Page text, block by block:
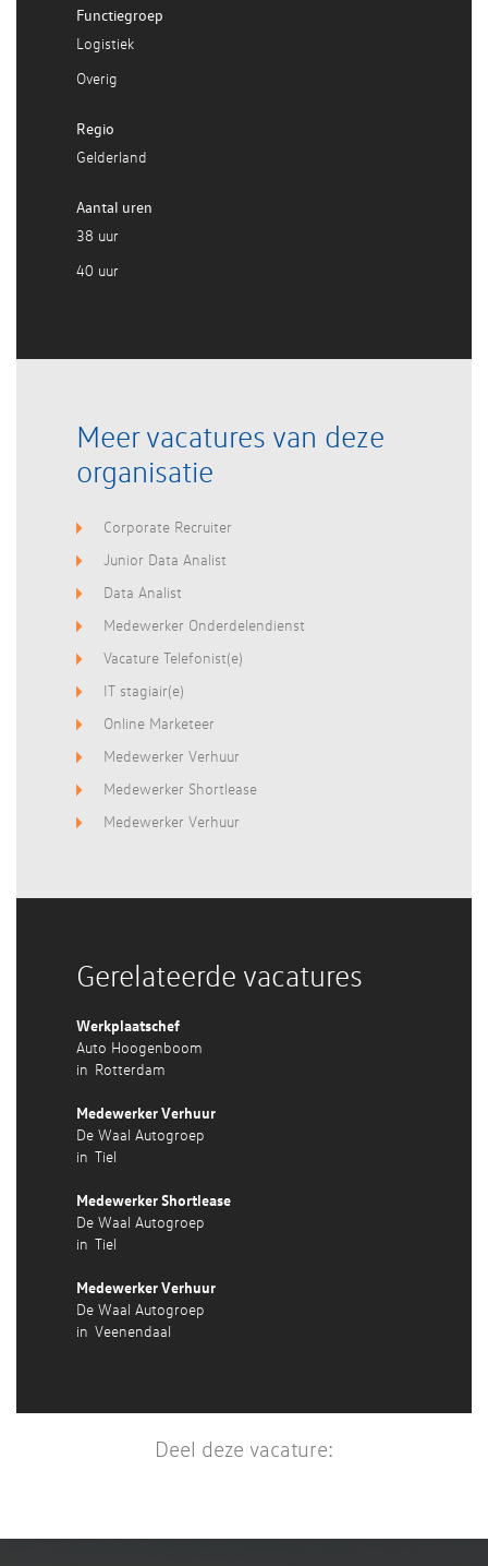
Functiegroep
Logistiek
Overig
Regio
Gelderland
Aantal uren
38 uur
40 uur
Meer vacatures van deze
organisatie
Corporate Recruiter
Junior Data Analist
Data Analist
Medewerker Onderdelendienst
Vacature Telefonist(e)
IT stagiair(e)
Online Marketeer
Medewerker Verhuur
Medewerker Shortlease
Medewerker Verhuur
Gerelateerde vacatures
Werkplaatschef
Auto Hoogenboom
in Rotterdam
Medewerker Verhuur
De Waal Autogroep
in Tiel
Medewerker Shortlease
De Waal Autogroep
in Tiel
Medewerker Verhuur
De Waal Autogroep
in Veenendaal
Deel deze vacature: